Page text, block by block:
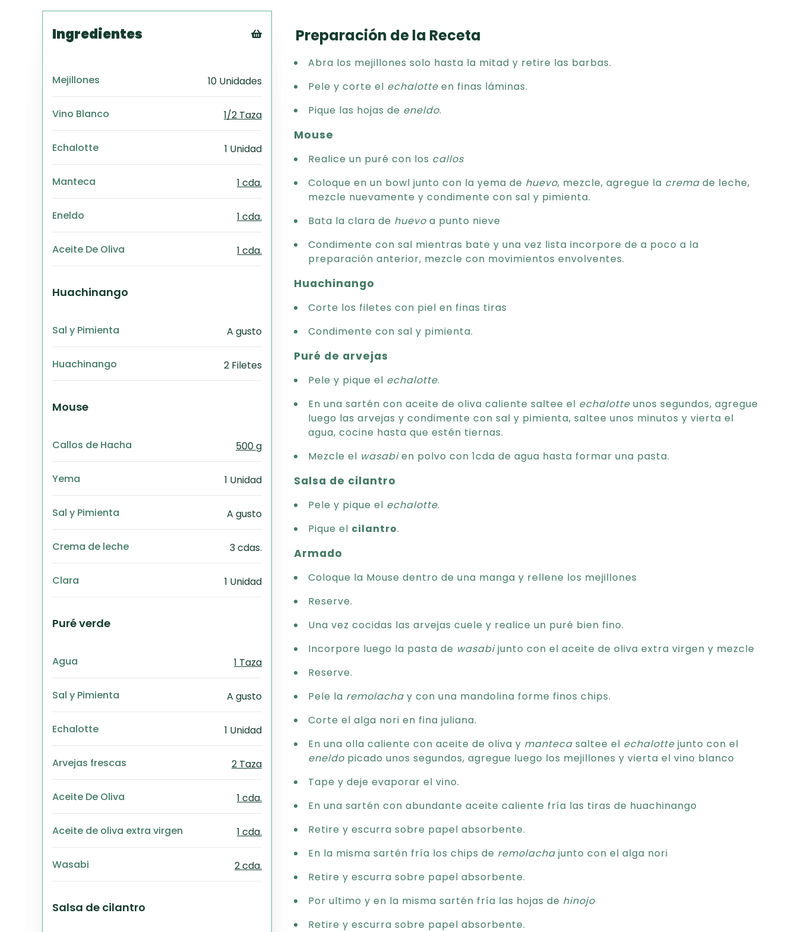
Ingredientes
PDF
Excel
Word
Mejillones 10 Unidades
Vino Blanco 1/2 Taza
Echalotte 1 Unidad
Manteca 1 cda.
Eneldo 1 cda.
Aceite De Oliva 1 cda.
Huachinango
Sal y Pimienta A gusto
Huachinango 2 Filetes
Mouse
Callos de Hacha 500 g
Yema 1 Unidad
Sal y Pimienta A gusto
Crema de leche 3 cdas.
Clara 1 Unidad
Puré verde
Agua 1 Taza
Sal y Pimienta A gusto
Echalotte 1 Unidad
Arvejas frescas 2 Taza
Aceite De Oliva 1 cda.
Aceite de oliva extra virgen 1 cda.
Wasabi 2 cda.
Salsa de cilantro
Preparación de la Receta
Abra los mejillones solo hasta la mitad y retire las barbas.
Pele y corte el echalotte en finas láminas.
Pique las hojas de eneldo.
Mouse
Realice un puré con los callos
Coloque en un bowl junto con la yema de huevo, mezcle, agregue la crema de leche,
mezcle nuevamente y condimente con sal y pimienta.
Bata la clara de huevo a punto nieve
Condimente con sal mientras bate y una vez lista incorpore de a poco a la
preparación anterior, mezcle con movimientos envolventes.
Huachinango
Corte los filetes con piel en finas tiras
Condimente con sal y pimienta.
Puré de arvejas
Pele y pique el echalotte.
En una sartén con aceite de oliva caliente saltee el echalotte unos segundos, agregue
luego las arvejas y condimente con sal y pimienta, saltee unos minutos y vierta el
agua, cocine hasta que estén tiernas.
Mezcle el wasabien polvo con 1cda de agua hasta formar una pasta.
Salsa de cilantro
Pele y pique el echalotte.
Pique el cilantro.
Armado
Coloque la Mouse dentro de una manga y rellene los mejillones
Reserve.
Una vez cocidas las arvejas cuele y realice un puré bien fino.
Incorpore luego la pasta de wasabijunto con el aceite de oliva extra virgen y mezcle
Reserve.
Pele la remolacha y con una mandolina forme finos chips.
Corte el alga nori en fina juliana.
En una olla caliente con aceite de oliva y manteca saltee el echalotte junto con el
eneldo picado unos segundos, agregue luego los mejillones y vierta el vino blanco
Tape y deje evaporar el vino.
En una sartén con abundante aceite caliente fría las tiras de huachinango
Retire y escurra sobre papel absorbente.
En la misma sartén fría los chips de remolacha junto con el alga nori
Retire y escurra sobre papel absorbente.
Por ultimo y en la misma sartén fría las hojas de hinojo
Retire y escurra sobre papel absorbente.